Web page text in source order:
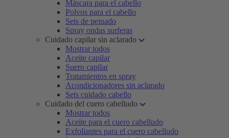
Máscara para el cabello
Polvos para el cabello
Sets de peinado
Spray ondas surferas
Cuidado capilar sin aclarado
Mostrar todos
Aceite capilar
Suero capilar
Tratamientos en spray
Acondicionadores sin aclarado
Sets cuidado cabello
Cuidado del cuero cabelludo
Mostrar todos
Aceite para el cuero cabelludo
Exfoliantes para el cuero cabelludo